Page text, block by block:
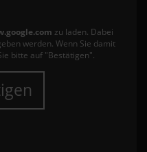
zu laden. Dabei
werden. Wenn Sie damit
bitte auf "Bestätigen".